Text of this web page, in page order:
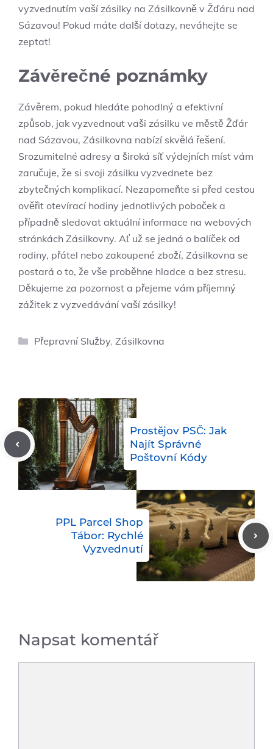
vyzvednutím vaší zásilky na Zásilkovně v Žďáru nad
Sázavou! Pokud máte další dotazy, neváhejte se
zeptat!
Závěrečné poznámky
Závěrem, pokud hledáte pohodlný a efektivní
způsob, jak vyzvednout vaši zásilku ve městě Žďár
nad Sázavou, Zásilkovna nabízí skvělá řešení.
Srozumitelné adresy a široká síť výdejních míst vám
zaručuje, že si svoji zásilku vyzvednete bez
zbytečných komplikací. Nezapomeňte si před cestou
ověřit otevírací hodiny jednotlivých poboček a
případně sledovat aktuální informace na webových
stránkách Zásilkovny. Ať už se jedná o balíček od
rodiny, přátel nebo zakoupené zboží, Zásilkovna se
postará o to, že vše proběhne hladce a bez stresu.
Děkujeme za pozornost a přejeme vám příjemný
zážitek z vyzvedávání vaší zásilky!
Rubriky
Přepravní Služby, Zásilkovna
Prostějov PSČ: Jak
Najít Správné
Poštovní Kódy
PPL Parcel Shop
Tábor: Rychlé
Vyzvednutí
Napsat komentář